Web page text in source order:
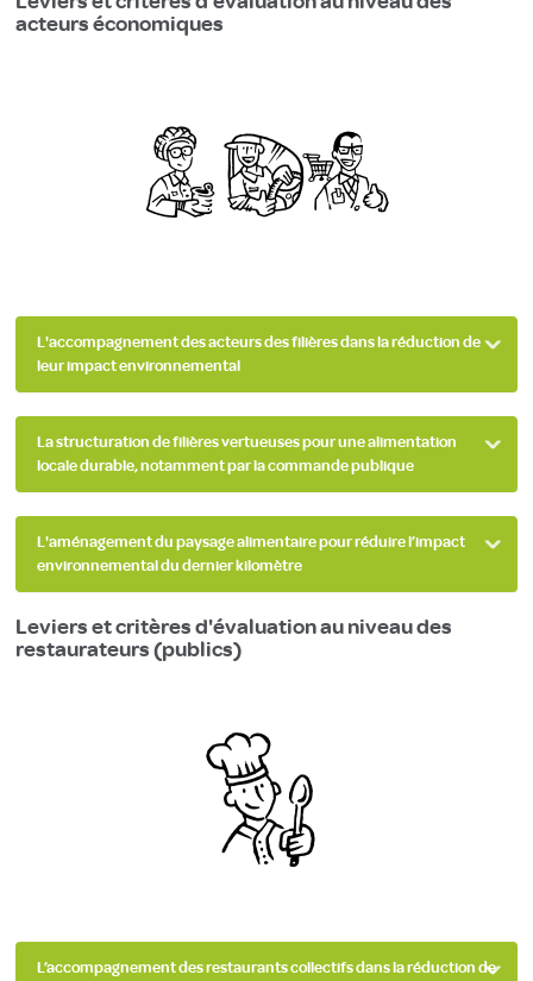
acteurs économiques
L'accompagnement des acteurs des filières dans la réduction de
leur impact environnemental
La structuration de filières vertueuses pour une alimentation
locale durable, notamment par la commande publique
L'aménagement du paysage alimentaire pour réduire l’impact
environnemental du dernier kilomètre
Leviers et critères d'évaluation au niveau des
restaurateurs (publics)
L’accompagnement des restaurants collectifs dans la réduction de